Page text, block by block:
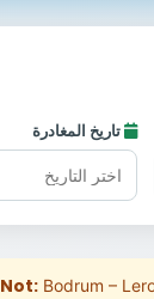
تاريخ المغادرة
Not: Bodrum –